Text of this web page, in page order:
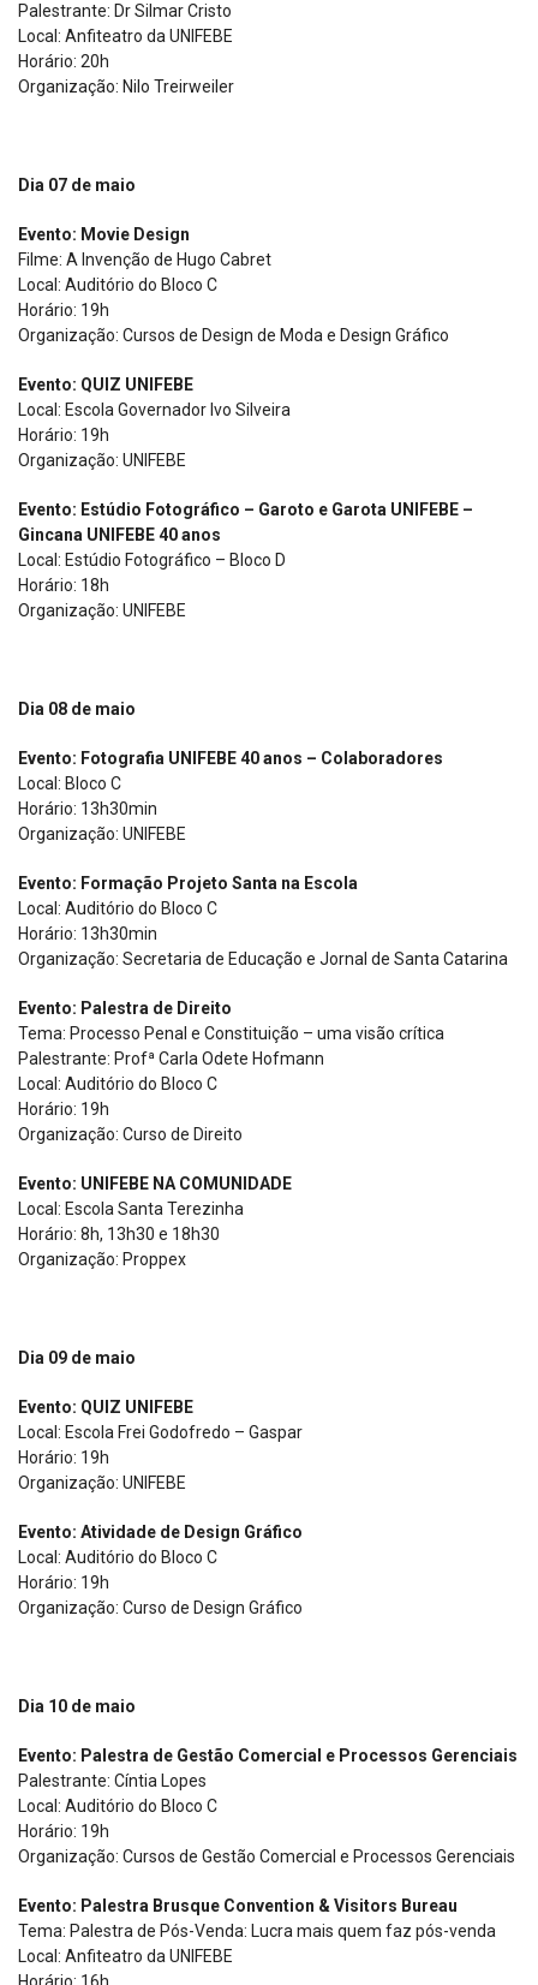
Palestrante: Dr Silmar Cristo
Local: Anfiteatro da UNIFEBE
Horário: 20h
Organização: Nilo Treirweiler
Dia 07 de maio
Evento: Movie Design
Filme: A Invenção de Hugo Cabret
Local: Auditório do Bloco C
Horário: 19h
Organização: Cursos de Design de Moda e Design Gráfico
Evento: QUIZ UNIFEBE
Local: Escola Governador Ivo Silveira
Horário: 19h
Organização: UNIFEBE
Evento: Estúdio Fotográfico – Garoto e Garota UNIFEBE –
Gincana UNIFEBE 40 anos
Local: Estúdio Fotográfico – Bloco D
Horário: 18h
Organização: UNIFEBE
Dia 08 de maio
Evento: Fotografia UNIFEBE 40 anos – Colaboradores
Local: Bloco C
Horário: 13h30min
Organização: UNIFEBE
Evento: Formação Projeto Santa na Escola
Local: Auditório do Bloco C
Horário: 13h30min
Organização: Secretaria de Educação e Jornal de Santa Catarina
Evento: Palestra de Direito
Tema: Processo Penal e Constituição – uma visão crítica
Palestrante: Profª Carla Odete Hofmann
Local: Auditório do Bloco C
Horário: 19h
Organização: Curso de Direito
Evento: UNIFEBE NA COMUNIDADE
Local: Escola Santa Terezinha
Horário: 8h, 13h30 e 18h30
Organização: Proppex
Dia 09 de maio
Evento: QUIZ UNIFEBE
Local: Escola Frei Godofredo – Gaspar
Horário: 19h
Organização: UNIFEBE
Evento: Atividade de Design Gráfico
Local: Auditório do Bloco C
Horário: 19h
Organização: Curso de Design Gráfico
Dia 10 de maio
Evento: Palestra de Gestão Comercial e Processos Gerenciais
Palestrante: Cíntia Lopes
Local: Auditório do Bloco C
Horário: 19h
Organização: Cursos de Gestão Comercial e Processos Gerenciais
Evento: Palestra Brusque Convention & Visitors Bureau
Tema: Palestra de Pós-Venda: Lucra mais quem faz pós-venda
Local: Anfiteatro da UNIFEBE